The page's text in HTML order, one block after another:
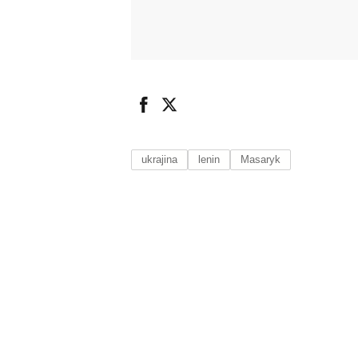
ukrajina lenin Masaryk